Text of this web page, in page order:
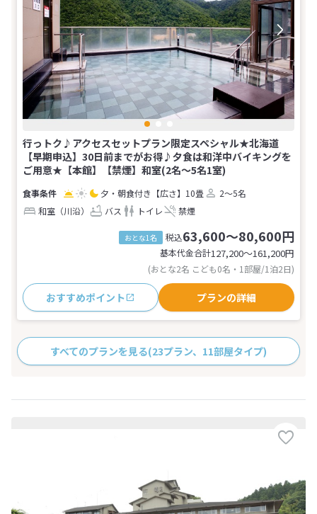
行っトク♪アクセスセットプラン限定スペシャル★北海道
【早期申込】30日前までがお得♪夕食は和洋中バイキングを
ご用意★【本館】【禁煙】和室(2名～5名1室)
夕・朝食付き 【広さ】10畳
2～5名
和室（川沿）
バス トイレ 禁煙
おとな1名 税込63,600～80,600円
基本代金合計127,200〜161,200円
(おとな2名 こども0名・1部屋/1泊2日)
おすすめポイント プランの詳細
すべてのプランを見る(23プラン、11部屋タイプ)